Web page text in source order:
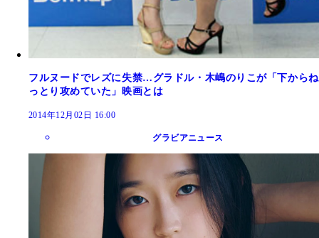
フルヌードでレズに失禁…グラドル・木嶋のりこが「下からね
っとり攻めていた」映画とは
2014年12月02日 16:00
グラビアニュース